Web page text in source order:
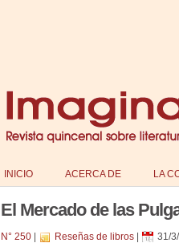
INICIO ACERCA DE LA
El Mercado de las
N° 250| Reseñas de libros| 31/